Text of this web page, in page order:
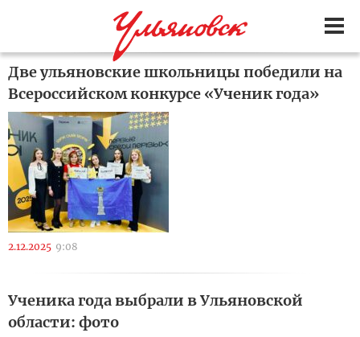
Две ульяновские школьницы победили на
Всероссийском конкурсе «Ученик года»
2.12.2025 9:08
Ученика года выбрали в Ульяновской
области: фото